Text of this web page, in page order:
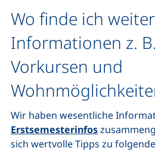
Wo finde ich
Informationen z.
Vorkursen und
Wir haben wesentliche
Erstsemesterinfos
sich wertvolle Tipps zu